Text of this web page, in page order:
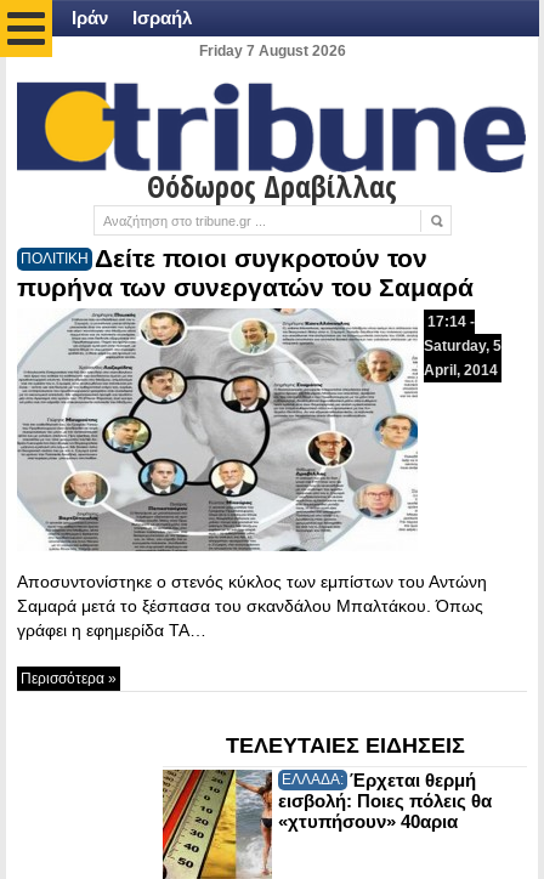
Ιράν Ισραήλ
Friday 7 August 2026
Θόδωρος Δραβίλλας
ΠΟΛΙΤΙΚΗ Δείτε ποιοι συγκροτούν τον
πυρήνα των συνεργατών του Σαμαρά
17:14 -
Saturday, 5
April, 2014
Αποσυντονίστηκε ο στενός κύκλος των εμπίστων του Αντώνη
Σαμαρά μετά το ξέσπασα του σκανδάλου Μπαλτάκου. Όπως
γράφει η εφημερίδα ΤΑ…
Περισσότερα »
ΤΕΛΕΥΤΑΙΕΣ ΕΙΔΗΣΕΙΣ
ΕΛΛΑΔΑ: Έρχεται θερμή
εισβολή: Ποιες πόλεις θα
«χτυπήσουν» 40αρια